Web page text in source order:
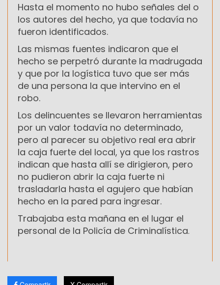
Hasta el momento no hubo señales del o
los autores del hecho, ya que todavía no
fueron identificados.
Las mismas fuentes indicaron que el
hecho se perpetró durante la madrugada
y que por la logística tuvo que ser más
de una persona la que intervino en el
robo.
Los delincuentes se llevaron herramientas
por un valor todavía no determinado,
pero al parecer su objetivo real era abrir
la caja fuerte del local, ya que los rastros
indican que hasta allí se dirigieron, pero
no pudieron abrir la caja fuerte ni
trasladarla hasta el agujero que habían
hecho en la pared para ingresar.
Trabajaba esta mañana en el lugar el
personal de la Policía de Criminalística.